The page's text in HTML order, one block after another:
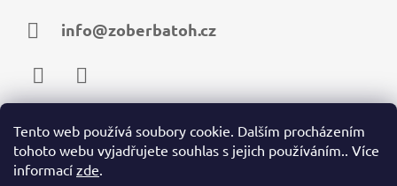
Tento web používá soubory cookie. Dalším procházením
tohoto webu vyjadřujete souhlas s jejich používáním.. Více
informací zde.
info@zoberbatoh.cz
FacebookInstagram
PŘIJÍMÁME ONLINE PLATBY